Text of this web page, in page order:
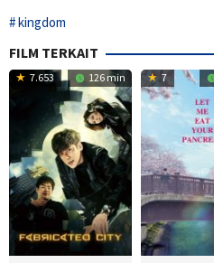
kingdom
FILM TERKAIT
7.653 126 min 7